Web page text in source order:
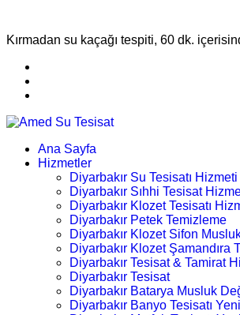
Kırmadan su kaçağı tespiti, 60 dk.
Ana Sayfa
Hizmetler
Diyarbakır Su Tesisatı Hizmeti
Diyarbakır Sıhhi Tesisat
Diyarbakır Klozet Tesisatı
Diyarbakır Petek Temizleme
Diyarbakır Klozet Sifon Musluk
Diyarbakır Klozet Şamandıra
Diyarbakır Tesisat & Tamirat
Diyarbakır Tesisat
Diyarbakır Batarya Musluk
Diyarbakır Banyo Tesisatı